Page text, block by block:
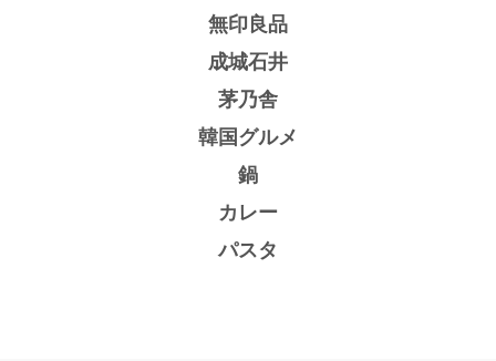
無印良品
成城石井
茅乃舎
韓国グルメ
鍋
カレー
パスタ